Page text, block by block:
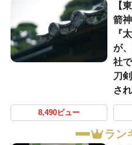
【
箭
『
が
社
刀
さ
8,490ビュー
ラン